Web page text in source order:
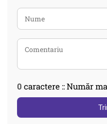
0 caractere :: Număr